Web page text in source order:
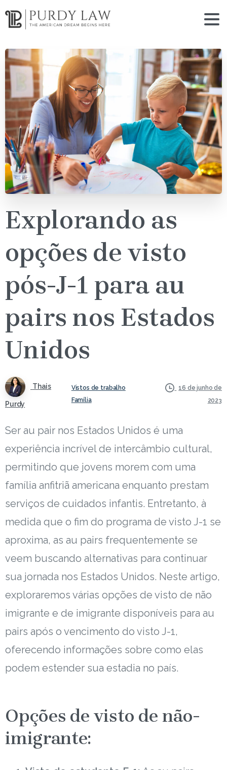
Explorando as
opções de visto
pós-J-1 para au
pairs nos Estados
Unidos
Thais
Purdy
Vistos de trabalho
Família
16 de junho de
2023
Ser au pair nos Estados Unidos é uma
experiência incrível de intercâmbio cultural,
permitindo que jovens morem com uma
família anfitriã americana enquanto prestam
serviços de cuidados infantis. Entretanto, à
medida que o fim do programa de visto J-1 se
aproxima, as au pairs frequentemente se
veem buscando alternativas para continuar
sua jornada nos Estados Unidos. Neste artigo,
exploraremos várias opções de visto de não
imigrante e de imigrante disponíveis para au
pairs após o vencimento do visto J-1,
oferecendo informações sobre como elas
podem estender sua estadia no país.
Opções de visto de não-
imigrante: